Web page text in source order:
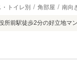
トイレ別 角部屋 南向
所前駅徒歩2分の好立地マ